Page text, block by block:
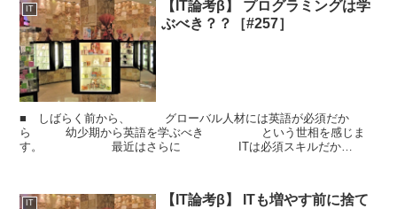
IT
【IT論考β】 プログラミングは学
ぶべき？？［#257］
■ しばらく前から、 グローバル人材には英語が必須だか
ら 幼少期から英語を学ぶべき という世相を感じま
す。 最近はさらに ITは必須スキルだか
IT
【IT論考β】 ITも増やす前に捨て